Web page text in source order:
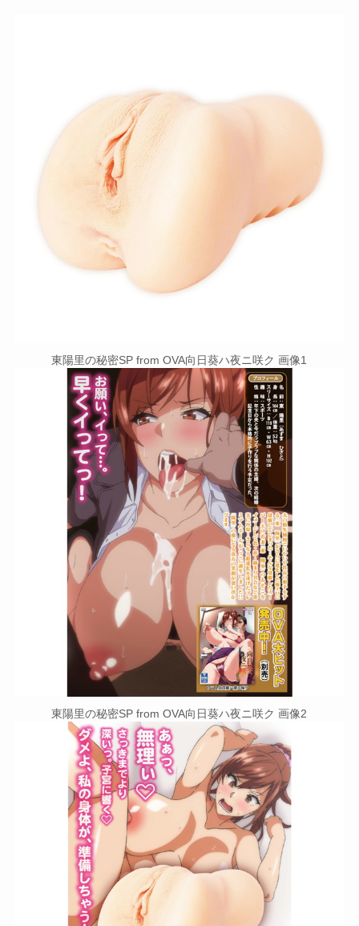
東陽里の秘密SP from OVA向日葵ハ夜ニ咲ク 画像1
東陽里の秘密SP from OVA向日葵ハ夜ニ咲ク 画像2